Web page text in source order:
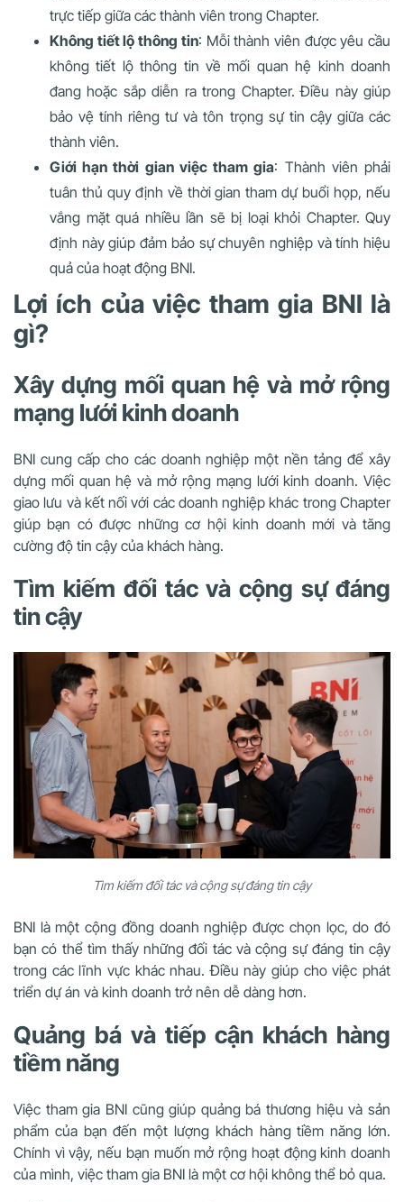
trực tiếp giữa các thành viên trong Chapter.
Không tiết lộ thông tin: Mỗi thành viên được yêu cầu
không tiết lộ thông tin về mối quan hệ kinh doanh
đang hoặc sắp diễn ra trong Chapter. Điều này giúp
bảo vệ tính riêng tư và tôn trọng sự tin cậy giữa các
thành viên.
Giới hạn thời gian việc tham gia: Thành viên phải
tuân thủ quy định về thời gian tham dự buổi họp, nếu
vắng mặt quá nhiều lần sẽ bị loại khỏi Chapter. Quy
định này giúp đảm bảo sự chuyên nghiệp và tính hiệu
quả của hoạt động BNI.
Lợi ích của việc tham gia BNI là
gì?
Xây dựng mối quan hệ và mở rộng
mạng lưới kinh doanh
BNI cung cấp cho các doanh nghiệp một nền tảng để xây
dựng mối quan hệ và mở rộng mạng lưới kinh doanh. Việc
giao lưu và kết nối với các doanh nghiệp khác trong Chapter
giúp bạn có được những cơ hội kinh doanh mới và tăng
cường độ tin cậy của khách hàng.
Tìm kiếm đối tác và cộng sự đáng
tin cậy
Tìm kiếm đối tác và cộng sự đáng tin cậy
BNI là một cộng đồng doanh nghiệp được chọn lọc, do đó
bạn có thể tìm thấy những đối tác và cộng sự đáng tin cậy
trong các lĩnh vực khác nhau. Điều này giúp cho việc phát
triển dự án và kinh doanh trở nên dễ dàng hơn.
Quảng bá và tiếp cận khách hàng
tiềm năng
Việc tham gia BNI cũng giúp quảng bá thương hiệu và sản
phẩm của bạn đến một lượng khách hàng tiềm năng lớn.
Chính vì vậy, nếu bạn muốn mở rộng hoạt động kinh doanh
của mình, việc tham gia BNI là một cơ hội không thể bỏ qua.